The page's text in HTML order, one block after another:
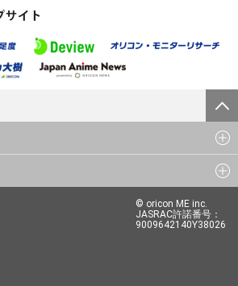
© oricon ME inc.
JASRAC許諾番号：
9009642140Y38026